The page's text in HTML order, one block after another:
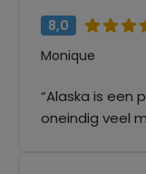
8,0
Monique
“Alaska is
oneindig veel